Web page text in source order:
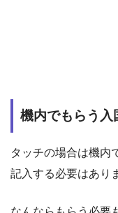
機内でもらう入
タッチの場合は機内
記入する必要はあり